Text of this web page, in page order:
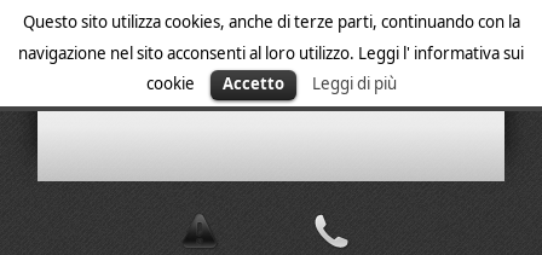
Questo sito utilizza cookies, anche di terze parti, continuando con la
navigazione nel sito acconsenti al loro utilizzo. Leggi l' informativa sui
cookie
Accetto Leggi di più